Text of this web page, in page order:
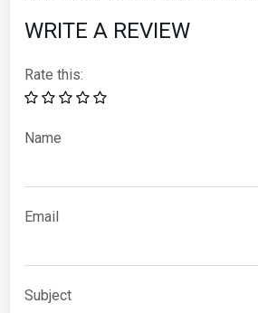
WRITE A REVIEW
Rate this:
Name
Email
Subject